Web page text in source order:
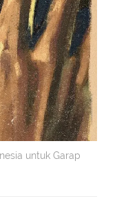
untuk Garap